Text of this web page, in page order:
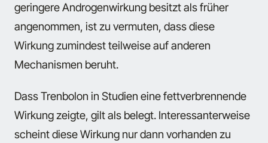
geringere Androgenwirkung besitzt als früher
angenommen, ist zu vermuten, dass diese
Wirkung zumindest teilweise auf anderen
Mechanismen beruht.
Dass Trenbolon in Studien eine fettverbrennende
Wirkung zeigte, gilt als belegt. Interessanterweise
scheint diese Wirkung nur dann vorhanden zu